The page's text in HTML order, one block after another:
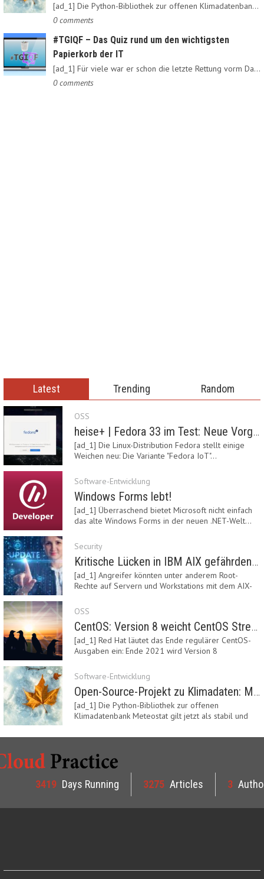
[ad_1] Die Python-Bibliothek zur offenen Klimadatenbank Meteostat…
0 comments
#TGIQF – Das Quiz rund um den wichtigsten
Papierkorb der IT
[ad_1] Für viele war er schon die letzte Rettung vorm Daten-Nirvana:…
0 comments
Latest Trending Random
OSS
heise+ | Fedora 33 im Test: Neue Vorgaben mit Btrfs, Systemd-Resolved und zRAM
[ad_1] Die Linux-Distribution Fedora stellt einige
Weichen neu: Die Variante "Fedora IoT"…
Software-Entwicklung
Windows Forms lebt!
[ad_1] Überraschend bietet Microsoft nicht einfach
das alte Windows Forms in der neuen .NET-Welt…
Security
Kritische Lücken in IBM AIX gefährden Server
[ad_1] Angreifer könnten unter anderem Root-
Rechte auf Servern und Workstations mit dem AIX-
OSS
CentOS: Version 8 weicht CentOS Stream
[ad_1] Red Hat läutet das Ende regulärer CentOS-
Ausgaben ein: Ende 2021 wird Version 8
Software-Entwicklung
Open-Source-Projekt zu Klimadaten: Meteostat Python Library 1.0 erschienen
[ad_1] Die Python-Bibliothek zur offenen
Klimadatenbank Meteostat gilt jetzt als stabil und
3419 Days Running 3275 Articles 3